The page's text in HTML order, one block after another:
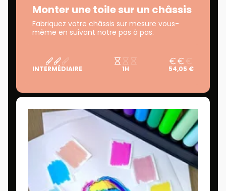
Monter une toile sur un châssis
Fabriquez votre châssis sur mesure vous-
même en suivant notre pas à pas.
INTERMÉDIAIRE 1H 54,05 €